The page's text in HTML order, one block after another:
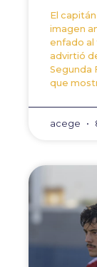
El
imagen
enfado al
advirtió
Segunda
que
acege